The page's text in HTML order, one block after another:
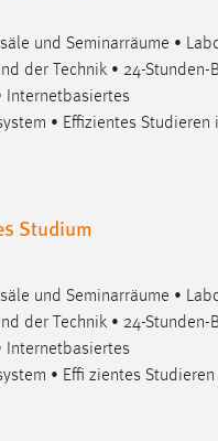
und Seminarräume •
der Technik • 24-Stunden-
Internetbasiertes
• Effizientes Studieren
Studium
und Seminarräume •
der Technik • 24-Stunden-
Internetbasiertes
• Effi zientes Studieren
die gewählte Sprache der
MIBEW_UserID, mibew_locale,
5e9dbeb1811c0446
die Chatfunktion nutzen zu